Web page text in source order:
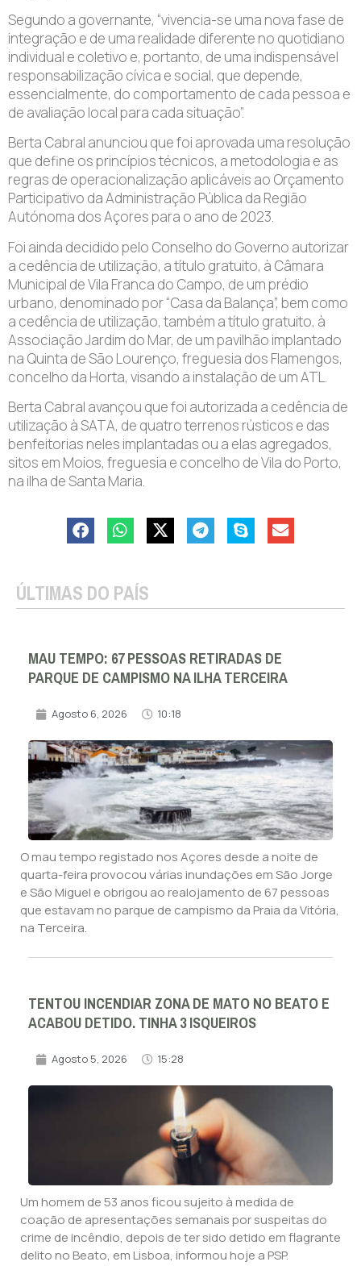
Segundo a governante, “vivencia-se uma nova fase de
integração e de uma realidade diferente no quotidiano
individual e coletivo e, portanto, de uma indispensável
responsabilização cívica e social, que depende,
essencialmente, do comportamento de cada pessoa e
de avaliação local para cada situação”.
Berta Cabral anunciou que foi aprovada uma resolução
que define os princípios técnicos, a metodologia e as
regras de operacionalização aplicáveis ao Orçamento
Participativo da Administração Pública da Região
Autónoma dos Açores para o ano de 2023.
Foi ainda decidido pelo Conselho do Governo autorizar
a cedência de utilização, a título gratuito, à Câmara
Municipal de Vila Franca do Campo, de um prédio
urbano, denominado por “Casa da Balança”, bem como
a cedência de utilização, também a título gratuito, à
Associação Jardim do Mar, de um pavilhão implantado
na Quinta de São Lourenço, freguesia dos Flamengos,
concelho da Horta, visando a instalação de um ATL.
Berta Cabral avançou que foi autorizada a cedência de
utilização à SATA, de quatro terrenos rústicos e das
benfeitorias neles implantadas ou a elas agregados,
sitos em Moios, freguesia e concelho de Vila do Porto,
na ilha de Santa Maria.
ÚLTIMAS DO PAÍS
MAU TEMPO: 67 PESSOAS RETIRADAS DE
PARQUE DE CAMPISMO NA ILHA TERCEIRA
Agosto 6, 2026 10:18
O mau tempo registado nos Açores desde a noite de
quarta-feira provocou várias inundações em São Jorge
e São Miguel e obrigou ao realojamento de 67 pessoas
que estavam no parque de campismo da Praia da Vitória,
na Terceira.
TENTOU INCENDIAR ZONA DE MATO NO BEATO E
ACABOU DETIDO. TINHA 3 ISQUEIROS
Agosto 5, 2026 15:28
Um homem de 53 anos ficou sujeito à medida de
coação de apresentações semanais por suspeitas do
crime de incêndio, depois de ter sido detido em flagrante
delito no Beato, em Lisboa, informou hoje a PSP.